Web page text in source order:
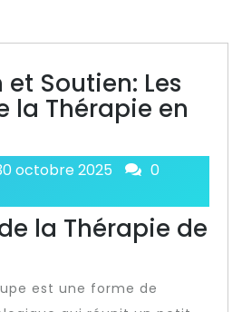
Soutien: Les
la Thérapie en
octobre 2025
0
la Thérapie de
est une forme de